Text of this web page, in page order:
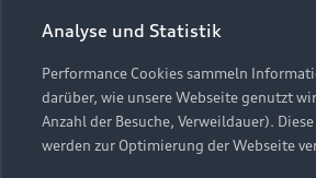
Vertrag widerrufen
Newsletter
Hinweis: Die aktuelle Darstellung
Embleme am Fahrzeug bei allen
Webseite kann abweichen.
Analyse und Statistik
Performance Cookies sammeln
darüber, wie unsere Webseite genutzt
Anzahl der Besuche, Verweildauer).
werden zur Optimierung der Webseite